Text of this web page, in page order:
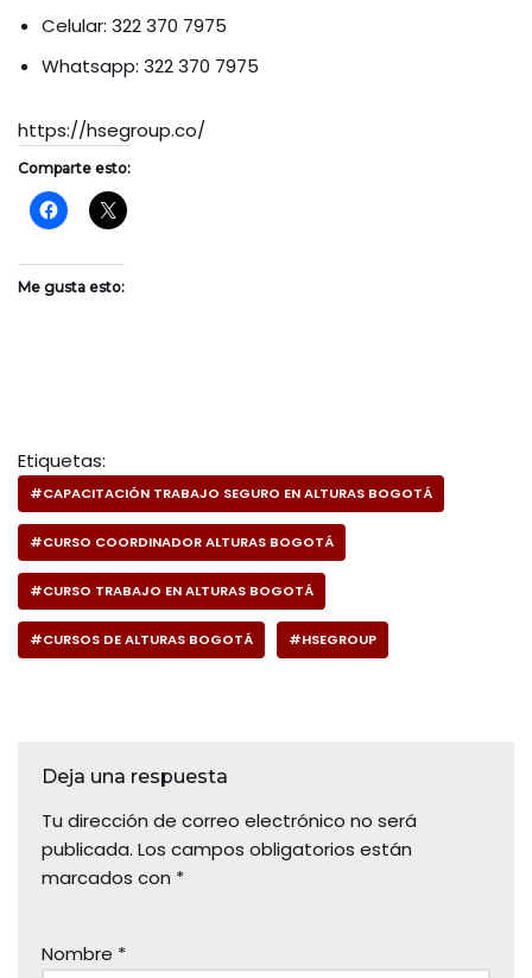
Celular: 322 370 7975
Whatsapp: 322 370 7975
https://hsegroup.co/
Comparte esto:
Me gusta esto:
Etiquetas:
#CAPACITACIÓN TRABAJO SEGURO EN ALTURAS BOGOTÁ
#CURSO COORDINADOR ALTURAS BOGOTÁ
#CURSO TRABAJO EN ALTURAS BOGOTÁ
#CURSOS DE ALTURAS BOGOTÁ #HSEGROUP
Deja una respuesta
Tu dirección de correo electrónico no será
publicada. Los campos obligatorios están
marcados con *
Nombre *